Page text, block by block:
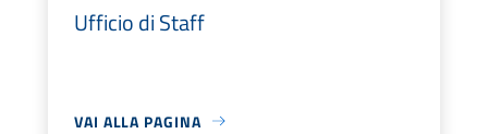
Ufficio di Staff
VAI ALLA PAGINA